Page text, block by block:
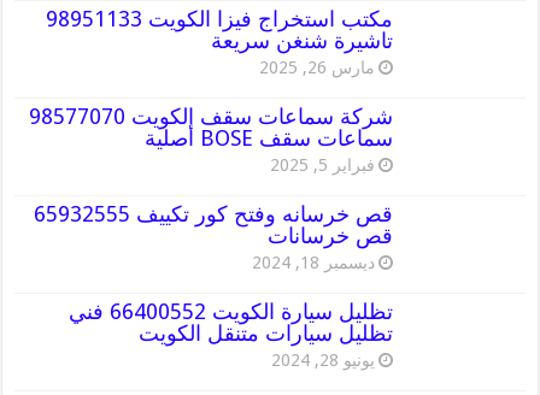
مكتب استخراج فيزا الكويت 98951133
تاشيرة شنغن سريعة
مارس 26, 2025
شركة سماعات سقف الكويت 98577070
سماعات سقف BOSE أصلية
فبراير 5, 2025
قص خرسانه وفتح كور تكييف 65932555
قص خرسانات
ديسمبر 18, 2024
تظليل سيارة الكويت 66400552 فني
تظليل سيارات متنقل الكويت
يونيو 28, 2024